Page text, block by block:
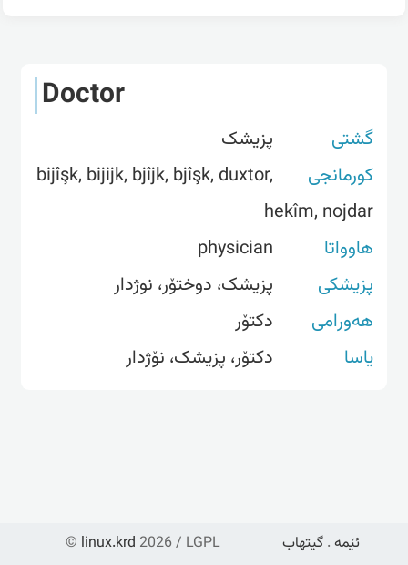
Doctor
گشتی
پزیشک
کورمانجی
bijîşk, bijijk, bjîjk, bjîşk, duxtor,
hekîm, nojdar
هاوواتا
physician
پزیشکی
پزیشک، دوختۆر، نوژدار
هەورامی
دکتۆر
یاسا
دکتۆر، پزیشک، نۆژدار
© linux.krd 2026 / LGPL ئێمە . گیتهاب